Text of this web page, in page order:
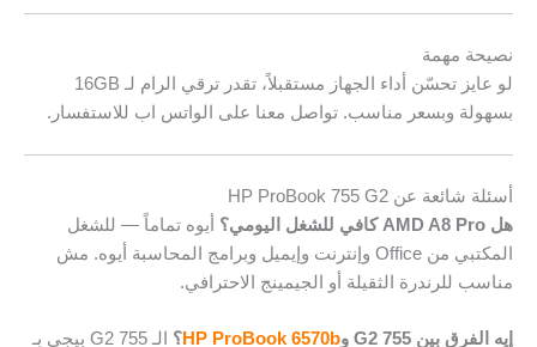
نصيحة مهمة
لو عايز تحسّن أداء الجهاز مستقبلاً، تقدر ترقي الرام لـ 16GB
بسهولة وبسعر مناسب. تواصل معنا على الواتس اب للاستفسار.
أسئلة شائعة عن HP ProBook 755 G2
هل AMD A8 Pro كافي للشغل اليومي؟
أيوه تماماً — للشغل
المكتبي من Office وإنترنت وإيميل وبرامج المحاسبة أيوه. مش
مناسب للرندرة الثقيلة أو الجيمينج الاحترافي.
إيه الفرق بين 755 G2 و HP ProBook 6570b؟
الـ 755 G2 بيجي بـ